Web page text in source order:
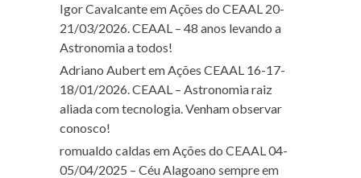
Igor CavalcanteemAções do CEAAL 20-
21/03/2026. CEAAL – 48 anos levando a
Astronomia a todos!
Adriano AubertemAções CEAAL 16-17-
18/01/2026. CEAAL – Astronomia raiz
aliada com tecnologia. Venham observar
conosco!
romualdo caldas emAções do CEAAL 04-
05/04/2025 – Céu Alagoano sempre em